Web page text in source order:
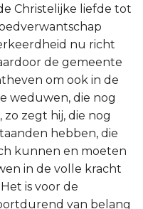
Christelijke liefde tot
nu richt
de gemeente
om ook in de
weduwen, die nog
zegt hij, die nog
hebben, die
kunnen en moeten
in de volle kracht
is voor de
van belang